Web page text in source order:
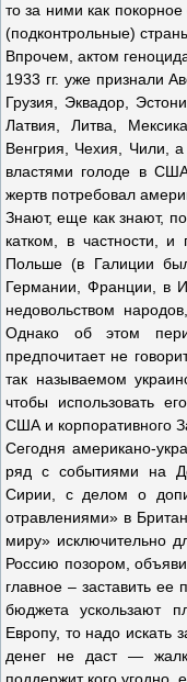
то за ними как
(подконтрольные)
Впрочем, актом
1933 гг. уже признали
Грузия, Эквадор,
Латвия, Литва,
Венгрия, Чехия, Чили,
властями голоде в
жертв потребовал
Знают, еще как знают,
катком, в частности,
Польше (в Галиции
Германии, Франции, в
недовольством
Однако об этом
предпочитает не
так называемом
чтобы использовать
США и корпоративного
Сегодня американо-
ряд с событиями на
Сирии, с делом о
отравлениями» в
миру» исключительно
Россию позором,
главное – заставить ее
бюджета ускользают
Европу, то надо искать
денег не даст —